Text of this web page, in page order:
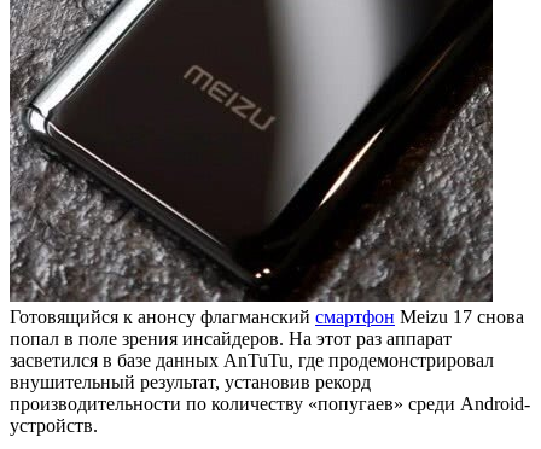
Готовящийся к анонсу флагманский смартфон Meizu 17 снова
попал в поле зрения инсайдеров. На этот раз аппарат
засветился в базе данных AnTuTu, где продемонстрировал
внушительный результат, установив рекорд
производительности по количеству «попугаев» среди Android-
устройств.